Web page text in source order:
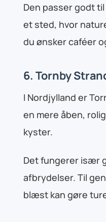
Den passer godt
et sted, hvor
du ønsker caféer
6. Tornby
I Nordjylland er
en mere åben,
kyster.
Det fungerer især
afbrydelser. Til
blæst kan gøre